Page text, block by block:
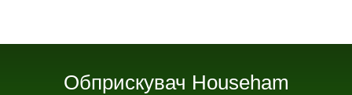
Обприскувач Househam